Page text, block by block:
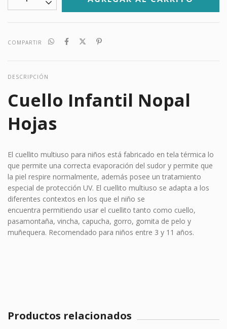
COMPARTIR
DESCRIPCIÓN
Cuello Infantil Nopal
Hojas
El cuellito multiuso para niños está fabricado en tela térmica lo
que permite una correcta evaporación del sudor y permite que
la piel respire normalmente, además posee un tratamiento
especial de protección UV. El cuellito multiuso se adapta a los
diferentes contextos en los que el niño se
encuentra permitiendo usar el cuellito tanto como cuello,
pasamontaña, vincha, capucha, gorro, gomita de pelo y
muñequera. Recomendado para niños entre 3 y 11 años.
Productos relacionados